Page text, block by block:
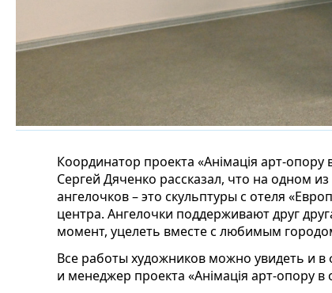
Координатор проекта «Анімація арт-опору
Сергей Дяченко рассказал, что на одном
ангелочков – это скульптуры с отеля
центра. Ангелочки поддерживают друг
момент, уцелеть вместе с любимым
Все работы художников можно увидеть и
и менеджер проекта «Анімація арт-опору в